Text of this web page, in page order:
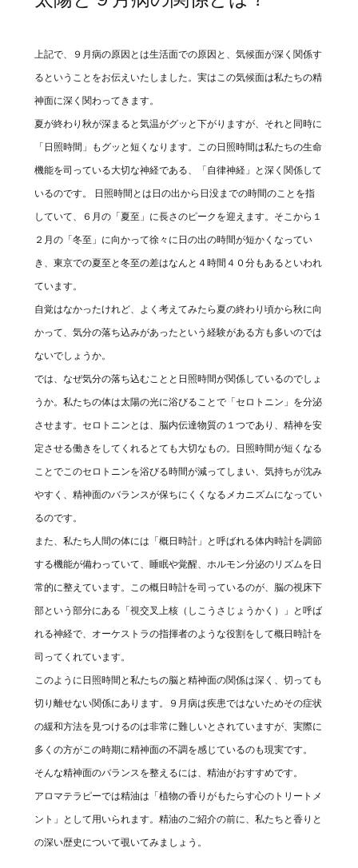
上記で、９月病の原因とは生活面での原因と、気候面が深く関係す
るということをお伝えいたしました。実はこの気候面は私たちの精
神面に深く関わってきます。
夏が終わり秋が深まると気温がグッと下がりますが、それと同時に
「日照時間」もグッと短くなります。この日照時間は私たちの生命
機能を司っている大切な神経である、「自律神経」と深く関係して
いるのです。 日照時間とは日の出から日没までの時間のことを指
していて、６月の「夏至」に長さのピークを迎えます。そこから１
２月の「冬至」に向かって徐々に日の出の時間が短かくなってい
き、東京での夏至と冬至の差はなんと４時間４０分もあるといわれ
ています。
自覚はなかったけれど、よく考えてみたら夏の終わり頃から秋に向
かって、気分の落ち込みがあったという経験がある方も多いのでは
ないでしょうか。
では、なぜ気分の落ち込むことと日照時間が関係しているのでしょ
うか。私たちの体は太陽の光に浴びることで「セロトニン」を分泌
させます。セロトニンとは、脳内伝達物質の１つであり、精神を安
定させる働きをしてくれるとても大切なもの。日照時間が短くなる
ことでこのセロトニンを浴びる時間が減ってしまい、気持ちが沈み
やすく、精神面のバランスが保ちにくくなるメカニズムになってい
るのです。
また、私たち人間の体には「概日時計」と呼ばれる体内時計を調節
する機能が備わっていて、睡眠や覚醒、ホルモン分泌のリズムを日
常的に整えています。この概日時計を司っているのが、脳の視床下
部という部分にある「視交叉上核（しこうさじょうかく）」と呼ば
れる神経で、オーケストラの指揮者のような役割をして概日時計を
司ってくれています。
このように日照時間と私たちの脳と精神面の関係は深く、切っても
切り離せない関係にあります。９月病は疾患ではないためその症状
の緩和方法を見つけるのは非常に難しいとされていますが、実際に
多くの方がこの時期に精神面の不調を感じているのも現実です。
そんな精神面のバランスを整えるには、精油がおすすめです。
アロマテラピーでは精油は「植物の香りがもたらす心のトリートメ
ント」として用いられます。精油のご紹介の前に、私たちと香りと
の深い歴史について覗いてみましょう。